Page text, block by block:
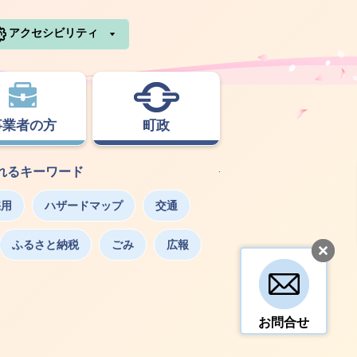
アクセシビリティ
者の方 町政
るキーワード
ハザードマップ 交通
ふるさと納税 ごみ 広報
お問合せ